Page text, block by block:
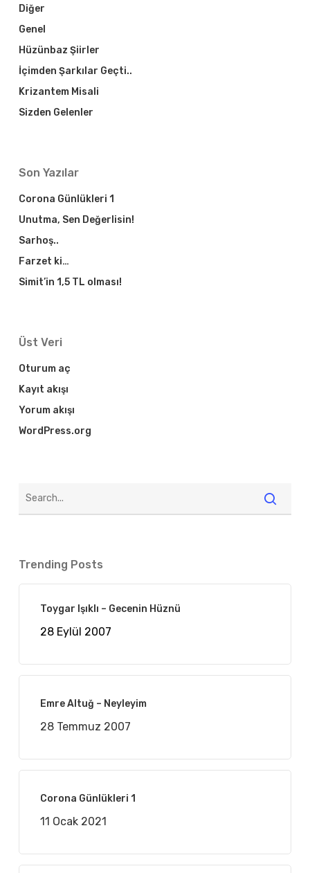
Diğer
Genel
Hüzünbaz Şiirler
İçimden Şarkılar Geçti..
Krizantem Misali
Sizden Gelenler
Son Yazılar
Corona Günlükleri 1
Unutma, Sen Değerlisin!
Sarhoş..
Farzet ki…
Simit’in 1,5 TL olması!
Üst Veri
Oturum aç
Kayıt akışı
Yorum akışı
WordPress.org
Trending Posts
Toygar Işıklı – Gecenin Hüznü
28 Eylül 2007
Emre Altuğ – Neyleyim
28 Temmuz 2007
Corona Günlükleri 1
11 Ocak 2021